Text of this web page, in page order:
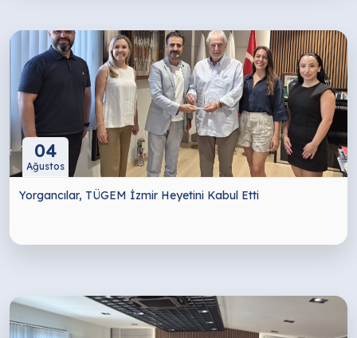
04
Ağustos
Yorgancılar, TÜGEM İzmir Heyetini Kabul Etti